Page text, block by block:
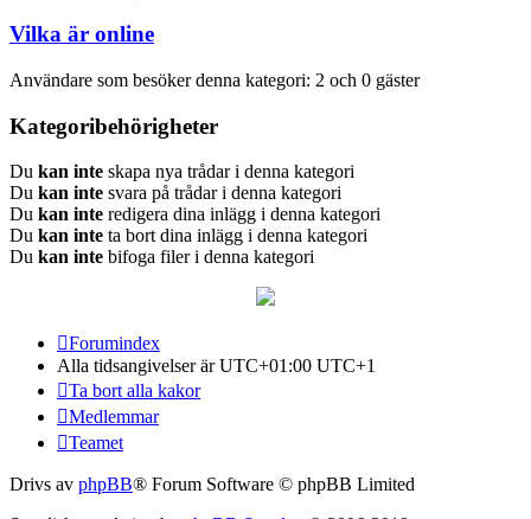
Vilka är online
Användare som besöker denna kategori: 2 och 0 gäster
Kategoribehörigheter
Du kan inte skapa nya trådar i denna kategori
Du kan inte svara på trådar i denna kategori
Du kan inte redigera dina inlägg i denna kategori
Du kan inte ta bort dina inlägg i denna kategori
Du kan inte bifoga filer i denna kategori
Forumindex
Alla tidsangivelser är UTC+01:00 UTC+1
Ta bort alla kakor
Medlemmar
Teamet
Drivs av phpBB® Forum Software © phpBB Limited